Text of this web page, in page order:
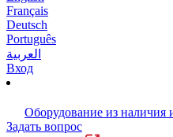
Français
Deutsch
Português
العربية
Вход
Оборудование из наличия
Задать вопрос